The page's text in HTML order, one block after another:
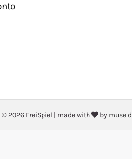
© 2026 FreiSpiel | made with by muse